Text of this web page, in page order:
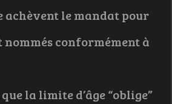
achèvent le mandat pour
nommés conformément à
la limite d’âge “oblige”